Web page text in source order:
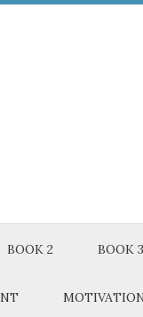
BOOK 2 BOOK 3